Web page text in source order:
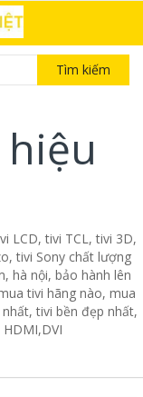
Tìm kiếm
LCD, tivi TCL, tivi 3D,
tivi Sony chất lượng
hà nội, bảo hành lên
tivi hãng nào, mua
tivi bền đẹp nhất,